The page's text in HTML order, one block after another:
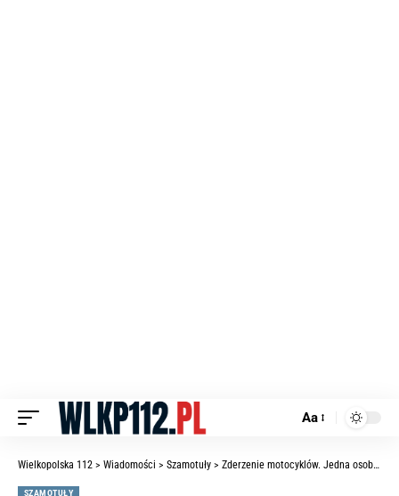
Aa
Wielkopolska 112 > Wiadomości > Szamotuły > Zderzenie motocyklów. Jedna osoba poszkodowana [ZDJĘCIA]
SZAMOTUŁY